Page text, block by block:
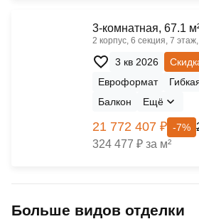
3-комнатная, 67.1
2 корпус, 6 секция, 7
3 кв 2026
Евроформат
Балкон
Ещё
21 772 407 ₽ -7%
324 477 ₽ за м²
Больше видов отделки